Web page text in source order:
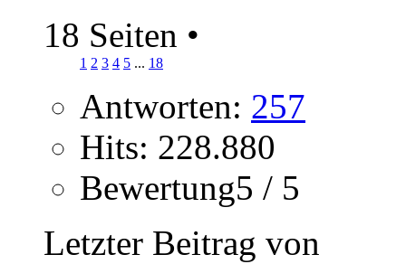
18 Seiten •
1 2 3 4 5 ... 18
Antworten: 257
Hits: 228.880
Bewertung5 / 5
Letzter Beitrag von